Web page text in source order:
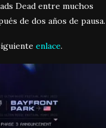
Dead entre muchos
de dos años de pausa.
enlace.